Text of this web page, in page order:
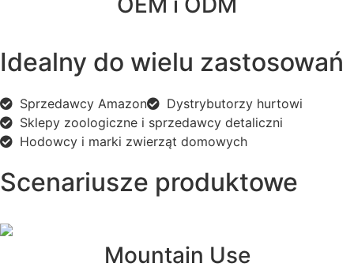
Idealny do wielu zastosowań
Sprzedawcy Amazon
Dystrybutorzy hurtowi
Sklepy zoologiczne i sprzedawcy detaliczni
Hodowcy i marki zwierząt domowych
Scenariusze produktowe
Mountain Use